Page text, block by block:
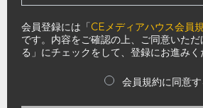
会員登録には「CEメディアハウス会員
です。内容をご確認の上、ご同意いた
る」にチェックをして、登録にお進みく
会員規約に同意す